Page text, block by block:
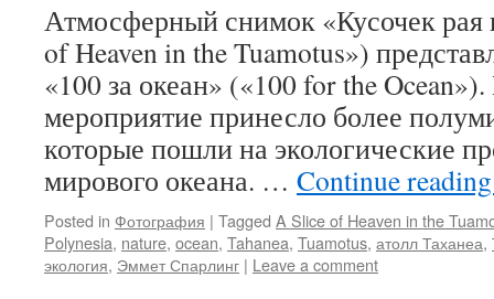
Атмосферный снимок «Кусочек рая
of Heaven in the Tuamotus»)
«100 за океан» («100 for the
мероприятие принесло более
которые пошли на экологические
мирового океана. … Continue
Posted in Фотография | Tagged A Slice of Heaven in the
Polynesia, nature, ocean, Tahanea, Tuamotus, атолл Таханеа,
экология, Эммет Спарлинг | Leave a comment